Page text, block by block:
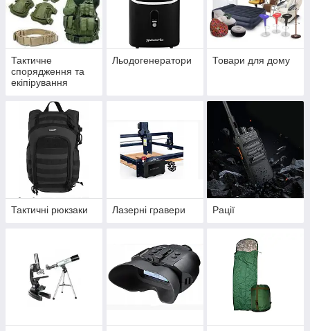
Тактичне
спорядження та
екіпірування
Льодогенератори Товари для дому
Тактичні рюкзаки Лазерні гравери Рації